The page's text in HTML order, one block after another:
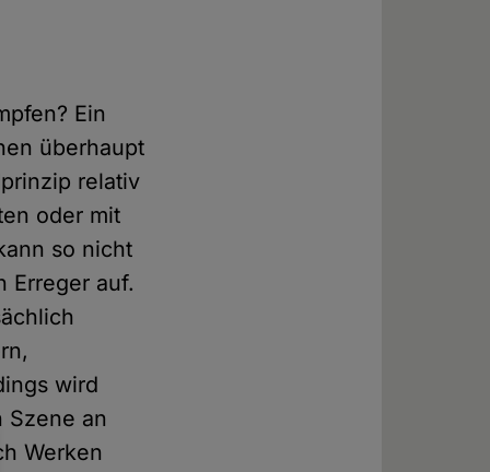
Ein
überhaupt
relativ
oder mit
so nicht
Erreger auf.
wird
an
Werken